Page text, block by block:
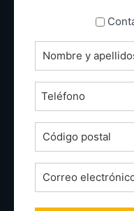
espanol_espanol
Nombre
completo
*Teléfono
Código
postal
*Correo
electrónico
*